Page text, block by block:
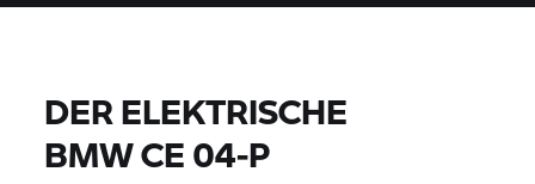
DER ELEKTRISCHE
BMW CE 04-P